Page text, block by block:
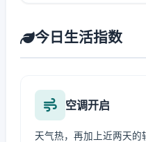
今日生活指数
空调开启
天气热，再加上近两天的